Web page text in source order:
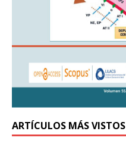
ARTÍCULOS MÁS VISTOS